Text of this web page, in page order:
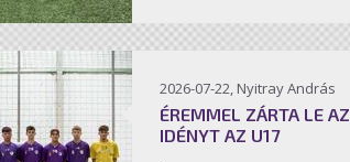
2026-07-22, Nyitray András
ÉREMMEL ZÁRTA LE AZ
IDÉNYT AZ U17